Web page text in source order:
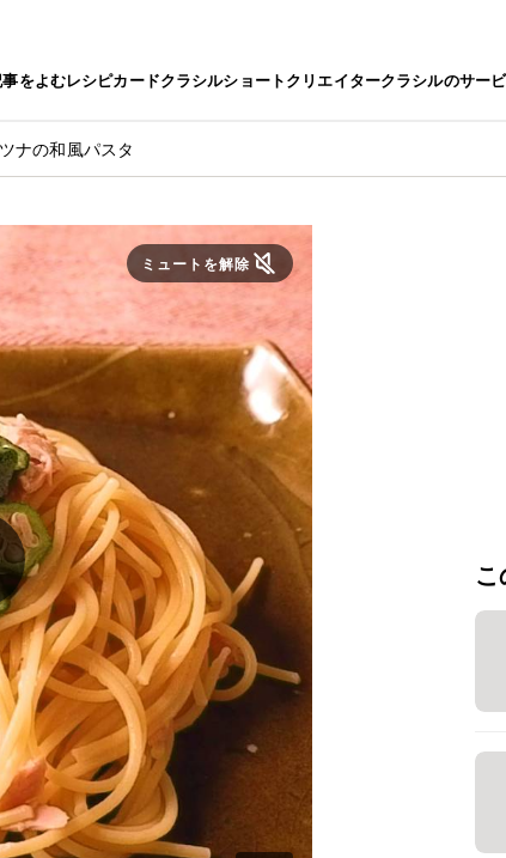
をよむレシピカードクラシルショートクリエイタークラシルのサー
ナの和風パスタ
ミュートを解除